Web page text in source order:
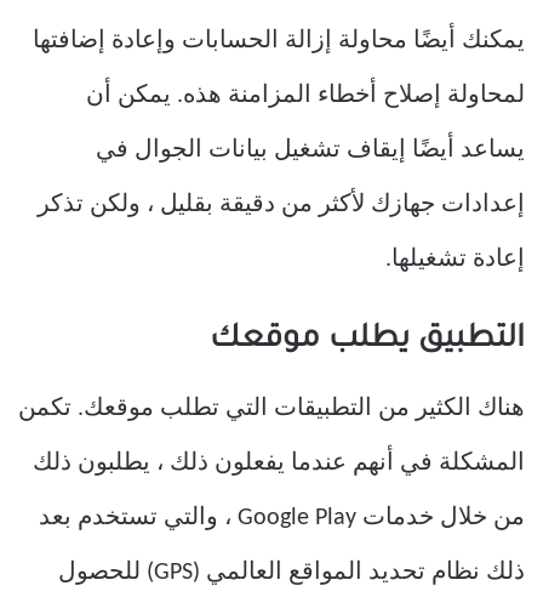
يمكنك أيضًا محاولة إزالة الحسابات وإعادة إضافتها
لمحاولة إصلاح أخطاء المزامنة هذه. يمكن أن
يساعد أيضًا إيقاف تشغيل بيانات الجوال في
إعدادات جهازك لأكثر من دقيقة بقليل ، ولكن تذكر
إعادة تشغيلها.
التطبيق يطلب موقعك
هناك الكثير من التطبيقات التي تطلب موقعك. تكمن
المشكلة في أنهم عندما يفعلون ذلك ، يطلبون ذلك
من خلال خدمات Google Play ، والتي تستخدم بعد
ذلك نظام تحديد المواقع العالمي (GPS) للحصول